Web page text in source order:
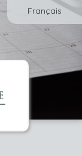
Français